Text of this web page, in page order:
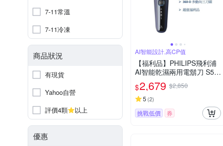
7-11常溫
7-11冷凍
商品狀況
有現貨
Yahoo自營
評價4顆
以上
優惠
AI智能設計,高CP值
【福利品】PHILIPS飛利浦
AI智能乾濕兩用電鬍刀 S55
85/20 (一年保固)
$2,679 $2,850
5 (2)
挑戰低價 券